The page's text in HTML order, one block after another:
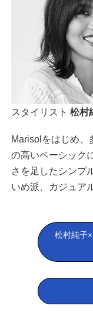
スタイリスト 松村
Marisolをはじめ、
の高いベーシック
さを足したシンプ
いめ派、カジュア
松村純子